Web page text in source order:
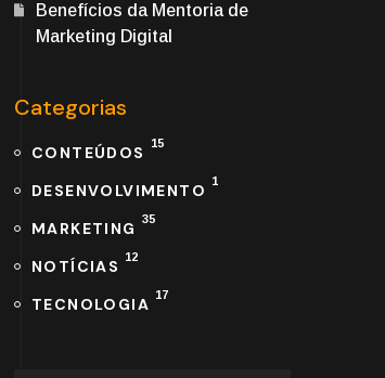
Benefícios da Mentoria de
Marketing Digital
Categorias
CONTEÚDOS 15
DESENVOLVIMENTO 1
MARKETING 35
NOTÍCIAS 12
TECNOLOGIA 17